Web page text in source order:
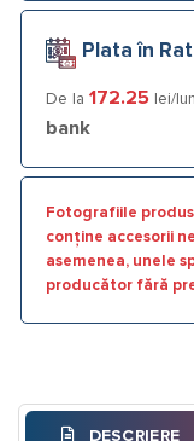
Plata în
De la 172.25 lei/
bank
Fotografiile
conține accesorii
asemenea, unele
producător fără
DESCRIERE